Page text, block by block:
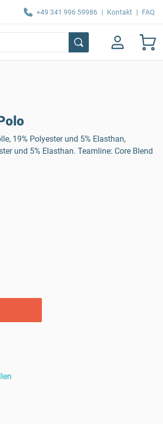
+49 341 996 59986 | Kontakt | FAQ
19% Polyester und 5% Elasthan,
und 5% Elasthan. Teamline: Core Blend